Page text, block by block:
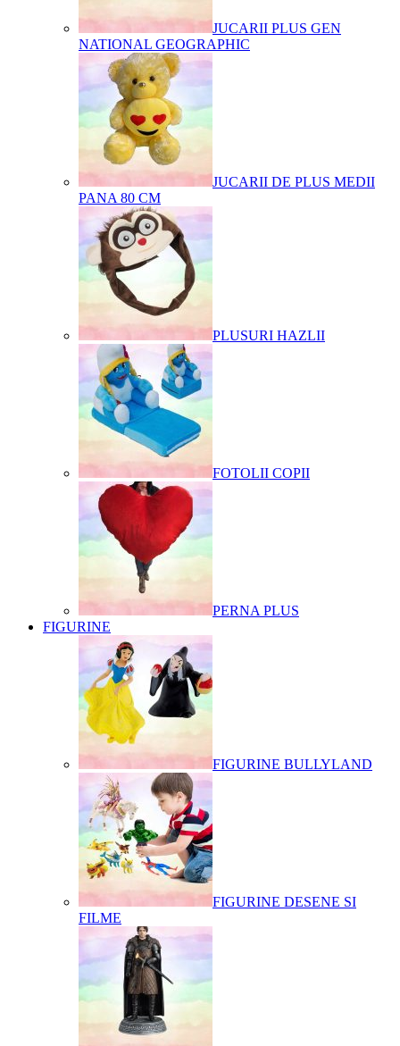
JUCARII PLUS GEN
NATIONAL GEOGRAPHIC
JUCARII DE PLUS MEDII
PANA 80 CM
PLUSURI HAZLII
FOTOLII COPII
PERNA PLUS
FIGURINE
FIGURINE BULLYLAND
FIGURINE DESENE SI
FILME